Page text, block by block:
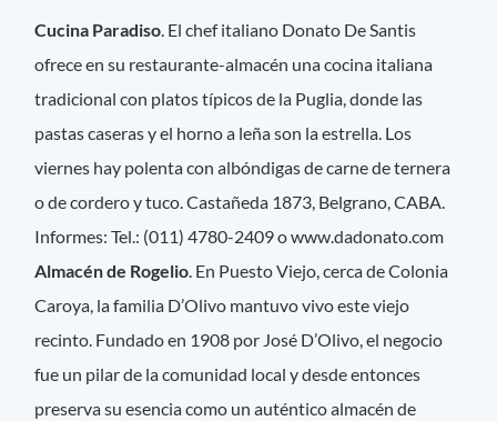
Cucina Paradiso. El chef italiano Donato De Santis
ofrece en su restaurante-almacén una cocina italiana
tradicional con platos típicos de la Puglia, donde las
pastas caseras y el horno a leña son la estrella. Los
viernes hay polenta con albóndigas de carne de ternera
o de cordero y tuco. Castañeda 1873, Belgrano, CABA.
Informes: Tel.: (011) 4780-2409 o www.dadonato.com
Almacén de Rogelio. En Puesto Viejo, cerca de Colonia
Caroya, la familia D’Olivo mantuvo vivo este viejo
recinto. Fundado en 1908 por José D’Olivo, el negocio
fue un pilar de la comunidad local y desde entonces
preserva su esencia como un auténtico almacén de